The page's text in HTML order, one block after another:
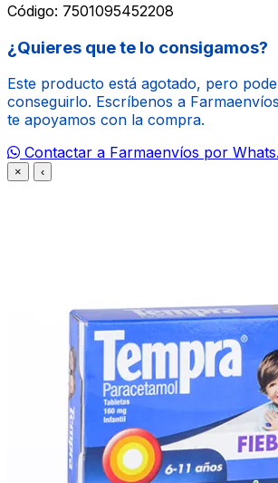
Código: 7501095452208
¿Quieres que te lo consigamos?
Este producto está agotado, pero
conseguirlo. Escríbenos a
te apoyamos con la compra.
Contactar a Farmaenvíos por
× ‹